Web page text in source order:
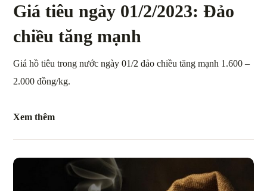
Giá tiêu ngày 01/2/2023: Đảo
chiều tăng mạnh
Giá hồ tiêu trong nước ngày 01/2 đảo chiều tăng mạnh 1.600 –
2.000 đồng/kg.
Xem thêm